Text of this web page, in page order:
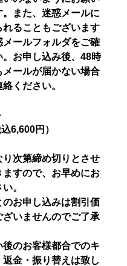
。また、迷惑メールに
れることもございます
メールフォルダをご確
。お申し込み後、48時
メールが届かない場合
ください。
6,600円）
次第締め切りとさせ
ますので、お早めにお
。
お申し込みは割引価
ざいませんのでご了承
のお客様都合でのキ
返金・振り替えは致し